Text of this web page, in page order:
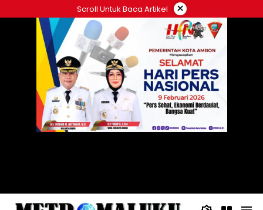
ke
Scroll Untuk Baca Artikel ×